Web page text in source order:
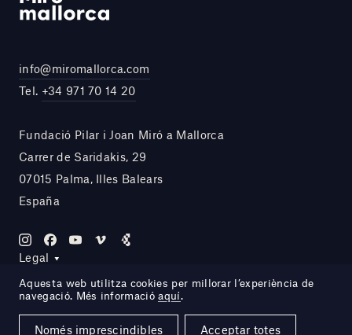
info@miromallorca.com
Tel. +34 971 70 14 20
Fundació Pilar i Joan Miró a Mallorca
Carrer de Saridakis, 29
07015 Palma, Illes Balears
España
Legal
Site by DOMO—A
Aquesta web utilitza cookies per millorar l’experiència de
navegació. Més informacióaquí.
Només imprescindibles Acceptar totes